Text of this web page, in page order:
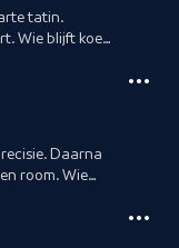
tatin.
Wie blijft koel
Daarna
room. Wie